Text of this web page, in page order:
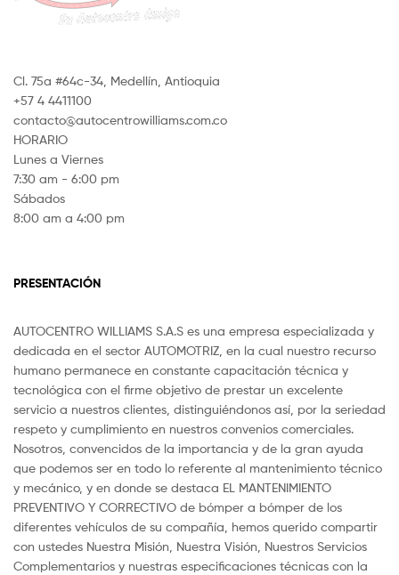
Cl. 75a #64c-34, Medellín, Antioquia
+57 4 4411100
contacto@autocentrowilliams.com.co
HORARIO
Lunes a Viernes
7:30 am - 6:00 pm
Sábados
8:00 am a 4:00 pm
PRESENTACIÓN
AUTOCENTRO WILLIAMS S.A.S es una empresa especializada y
dedicada en el sector AUTOMOTRIZ, en la cual nuestro recurso
humano permanece en constante capacitación técnica y
tecnológica con el firme objetivo de prestar un excelente
servicio a nuestros clientes, distinguiéndonos así, por la seriedad
respeto y cumplimiento en nuestros convenios comerciales.
Nosotros, convencidos de la importancia y de la gran ayuda
que podemos ser en todo lo referente al mantenimiento técnico
y mecánico, y en donde se destaca EL MANTENIMIENTO
PREVENTIVO Y CORRECTIVO de bómper a bómper de los
diferentes vehículos de su compañía, hemos querido compartir
con ustedes Nuestra Misión, Nuestra Visión, Nuestros Servicios
Complementarios y nuestras especificaciones técnicas con la